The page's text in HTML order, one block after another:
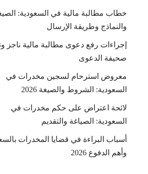
خطاب مطالبة مالية في السعودية:
والنماذج وطريقة الإرسال
إجراءات رفع دعوى مطالبة مالية ناجز
صحيفة الدعوى
معروض استرحام لسجين مخدرات في
السعودية: الشروط والصيغة 2026
لائحة اعتراض على حكم مخدرات في
السعودية: الصياغة والتقديم
أسباب البراءة في قضايا المخدرات
وأهم الدفوع 2026